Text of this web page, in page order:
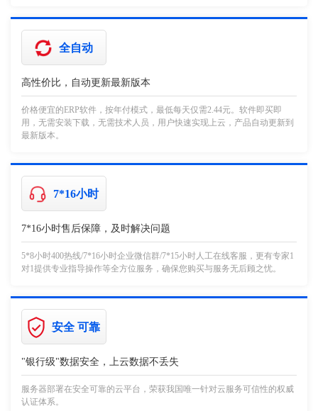
全自动
高性价比，自动更新最新版本
价格便宜的ERP软件，按年付模式，最低每天仅需2.44元。软件即买即
用，无需安装下载，无需技术人员，用户快速实现上云，产品自动更新到
最新版本。
7*16小时
7*16小时售后保障，及时解决问题
5*8小时400热线/7*16小时企业微信群/7*15小时人工在线客服，更有专家1
对1提供专业指导操作等全方位服务，确保您购买与服务无后顾之忧。
安全 可靠
"银行级"数据安全，上云数据不丢失
服务器部署在安全可靠的云平台，荣获我国唯一针对云服务可信性的权威
认证体系。